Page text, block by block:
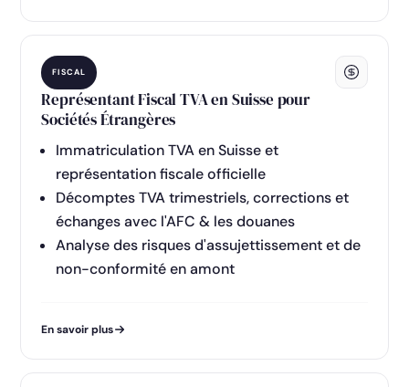
FISCAL
Représentant Fiscal TVA en Suisse pour
Sociétés Étrangères
Immatriculation TVA en Suisse et
représentation fiscale officielle
Décomptes TVA trimestriels, corrections et
échanges avec l'AFC & les douanes
Analyse des risques d'assujettissement et de
non-conformité en amont
En savoir plus